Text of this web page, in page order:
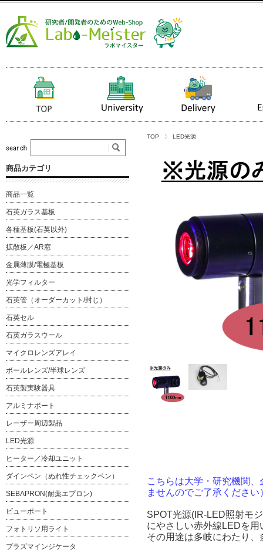
TOP LED光源
こちらは大学・研究機関
ませんのでご了承ください
SPOT光源(IR-LED照射モ
にやさしい赤外線LEDを
その用途は多岐にわたり
商品カテゴリ
商品一覧
石英ガラス基板
各種基板(石英以外)
拡散板／AR窓
金属薄膜/電極基板
光学フィルター
石英管（オーダーカット/封じ）
石英セル
石英ガラスウール
マイクロレンズアレイ
ボールレンズ/半球レンズ
石英製実験器具
アルミナボート
レーザー周辺製品
LED光源
ヒーター／冷却ユニット
ダインペン（ぬれ性チェックペン）
SEBAPRON(耐薬エプロン)
ビューポート
フォトリソ用ライト
プラズマインジケータ